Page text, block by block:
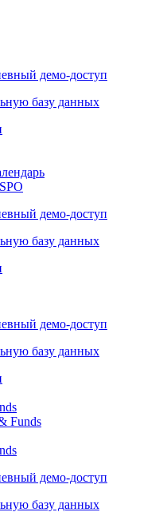
демо-доступ
базу данных
демо-доступ
базу данных
демо-доступ
базу данных
Funds
демо-доступ
базу данных